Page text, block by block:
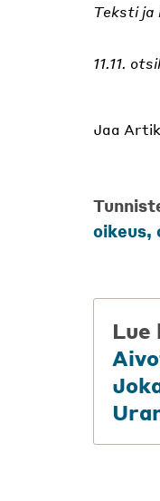
Teksti ja
11.11.
Jaa
oikeus,
Lue